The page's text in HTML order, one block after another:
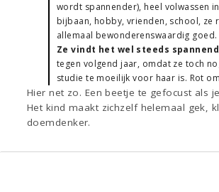
wordt spannender), heel volwassen
bijbaan, hobby, vrienden, school, ze
allemaal bewonderenswaardig goed.
Ze vindt het wel steeds
tegen volgend jaar, omdat ze toch
studie te moeilijk voor haar is. Rot
Hier net zo. Een beetje te gefocust als
Het kind maakt zichzelf helemaal gek,
doemdenker.